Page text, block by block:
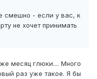
смешно - если у вас, к
не хочет принимать
месяц глюки.... Много
раз уже такое. Я бы